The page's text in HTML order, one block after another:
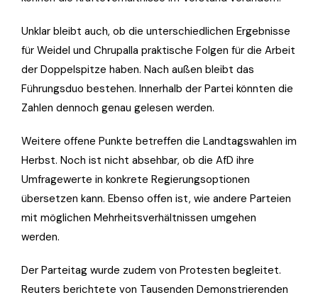
Unklar bleibt auch, ob die unterschiedlichen Ergebnisse
für Weidel und Chrupalla praktische Folgen für die Arbeit
der Doppelspitze haben. Nach außen bleibt das
Führungsduo bestehen. Innerhalb der Partei könnten die
Zahlen dennoch genau gelesen werden.
Weitere offene Punkte betreffen die Landtagswahlen im
Herbst. Noch ist nicht absehbar, ob die AfD ihre
Umfragewerte in konkrete Regierungsoptionen
übersetzen kann. Ebenso offen ist, wie andere Parteien
mit möglichen Mehrheitsverhältnissen umgehen
werden.
Der Parteitag wurde zudem von Protesten begleitet.
Reuters berichtete von Tausenden Demonstrierenden